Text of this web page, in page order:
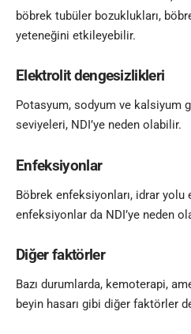
böbrek tubüler bozuklukları,
yeteneğini etkileyebilir.
Elektrolit dengesizlikleri
Potasyum, sodyum ve kalsiyum
seviyeleri, NDI’ye neden olabilir.
Enfeksiyonlar
Böbrek enfeksiyonları, idrar yolu
enfeksiyonlar da NDI’ye neden
Diğer faktörler
Bazı durumlarda, kemoterapi,
beyin hasarı gibi diğer faktörler